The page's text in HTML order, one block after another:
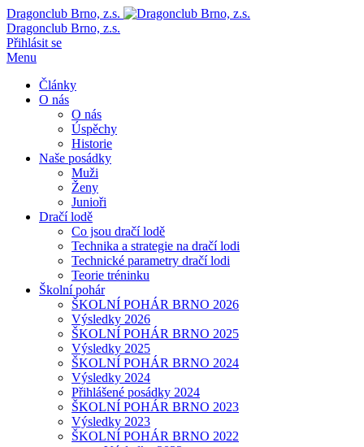
Dragonclub Brno, z.s.
Dragonclub Brno, z.s.
Přihlásit se
Menu
Články
O nás
O nás
Úspěchy
Historie
Naše posádky
Muži
Ženy
Junioři
Dračí lodě
Co jsou dračí lodě
Technika a strategie na dračí lodi
Technické parametry dračí lodi
Teorie tréninku
Školní pohár
ŠKOLNÍ POHÁR BRNO 2026
Výsledky 2026
ŠKOLNÍ POHÁR BRNO 2025
Výsledky 2025
ŠKOLNÍ POHÁR BRNO 2024
Výsledky 2024
Přihlášené posádky 2024
ŠKOLNÍ POHÁR BRNO 2023
Výsledky 2023
ŠKOLNÍ POHÁR BRNO 2022